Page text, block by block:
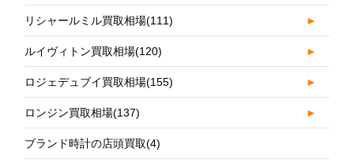
リシャールミル買取相場(111) ►
ルイヴィトン買取相場(120) ►
ロジェデュブイ買取相場(155) ►
ロンジン買取相場(137) ►
ブランド時計の店頭買取(4)